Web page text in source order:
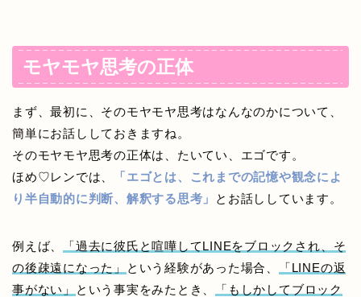
モヤモヤ思考の正体
まず、最初に、そのモヤモヤ思考はなんなのかについて、
簡単にお話ししておきますね。
そのモヤモヤ思考の正体は、たいてい、エゴです。
ほめ♡レンでは、
「エゴとは、これまでの記憶や観念によ
り半自動的に判断、解釈する思考」
とお話ししています。
例えば、
「過去に彼氏と喧嘩してLINEをブロックされ、そ
の後疎遠になった」
という経験があった場合、
「LINEの返
事がない」
という事実をみたとき、
「もしかしてブロック